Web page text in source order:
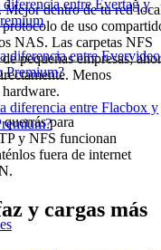
diferencia entre Evertag y
diferencia entre
Premium?
diferencia entre Flacbox y
dentro de tu red
de uso
NAS. Las carpetas NFS
pequeñas empresas;
Menos
para
y NFS funcionan
fuera de internet
y cargas más